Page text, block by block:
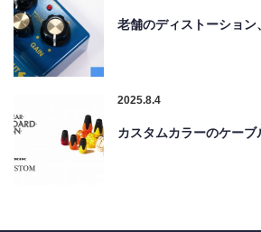
老舗のディストーショ
2025.8.4
カスタムカラーのケーブ